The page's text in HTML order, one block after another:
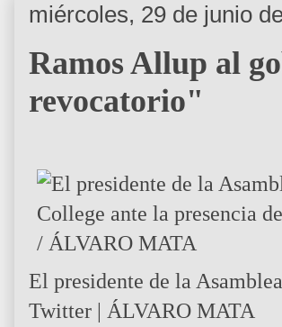
miércoles, 29 de junio
Ramos Allup al
revocatorio"
El presidente de la
Twitter | ÁLVARO MATA